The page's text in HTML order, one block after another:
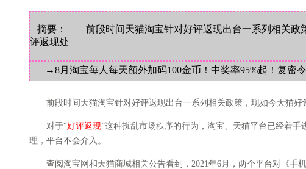
摘要： 前段时间天猫淘宝针对好评返现出台一系列相关政策
评返现处
→8月淘宝每人每天额外加码100金币！中奖率95%起！复密令
前段时间天猫淘宝针对好评返现出台一系列相关政策，现如今天猫好
对于“好评返现”这种扰乱市场秩序的行为，淘宝、天猫平台已经着
理，平台不会介入。
查阅淘宝网和天猫商城相关公告看到，2021年6月，两个平台对《手